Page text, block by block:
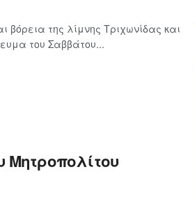
βόρεια της λίμνης Τριχωνίδας και
του Σαββάτου...
Μητροπολίτου